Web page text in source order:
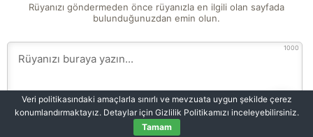
Rüyanızı göndermeden önce rüyanızla en ilgili olan sayfada
bulunduğunuzdan emin olun.
1000
Veri politikasındaki amaçlarla sınırlı ve mevzuata uygun şekilde çerez
konumlandırmaktayız. Detaylar için Gizlilik Politikamızı inceleyebilirsiniz.
Tamam